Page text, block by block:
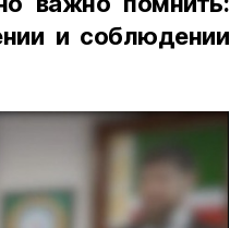
и соблюдении